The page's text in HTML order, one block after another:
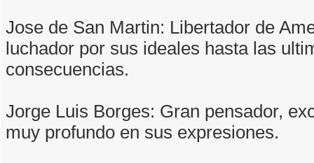
Jose de San Martin: Libertador de
luchador por sus ideales hasta las
consecuencias.
Jorge Luis Borges: Gran pensador,
muy profundo en sus expresiones.